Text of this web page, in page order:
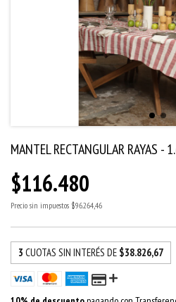
MANTEL RECTANGULAR RAYAS -
$116.480
Precio sin impuestos $96.264,46
3 CUOTAS SIN INTERÉS DE $38.826,67